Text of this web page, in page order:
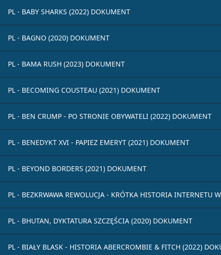
PL - BABY SHARKS (2022) DOKUMENT
PL - BAGNO (2020) DOKUMENT
PL - BAMA RUSH (2023) DOKUMENT
PL - BECOMING COUSTEAU (2021) DOKUMENT
PL - BEN CRUMP - PO STRONIE OBYWATELI (2022) DOKUMENT
PL - BENEDYKT XVI - PAPIEZ EMERYT (2021) DOKUMENT
PL - BEYOND BORDERS (2021) DOKUMENT
PL - BEZKRWAWA REWOLUCJA - KRÓTKA HISTORIA INTERNETU
PL - BHUTAN, DYKTATURA SZCZĘŚCIA (2020) DOKUMENT
PL - BIAŁY BLASK - HISTORIA ABERCROMBIE & FITCH (2022)